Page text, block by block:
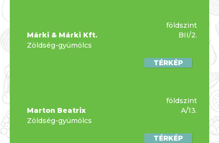
Márki & Márki Kft.
Zöldség-gyümölcs
TÉRKÉP
földszint
BII/2.
Marton Beatrix
Zöldség-gyümölcs
TÉRKÉP
földszint
A/13.